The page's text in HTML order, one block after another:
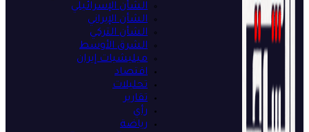
الشأن الإسرائيلي
الشأن الإيراني
الشأن التركي
الشرق الأوسط
ميليشيات إيران
اقتصاد
تحليلات
تقارير
رأي
رياضة